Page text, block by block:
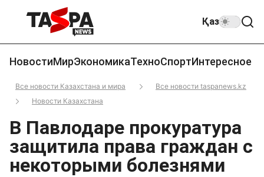
Қаз
НовостиМирЭкономикаТехноСпортИнтересное
Все новости Казахстана и мира
Все новости taspanews.kz
Новости Казахстана
В Павлодаре прокуратура
защитила права граждан с
некоторыми болезнями